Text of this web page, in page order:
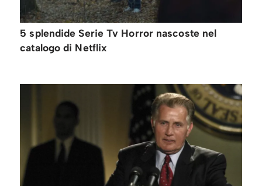
5 splendide Serie Tv Horror nascoste nel
catalogo di Netflix